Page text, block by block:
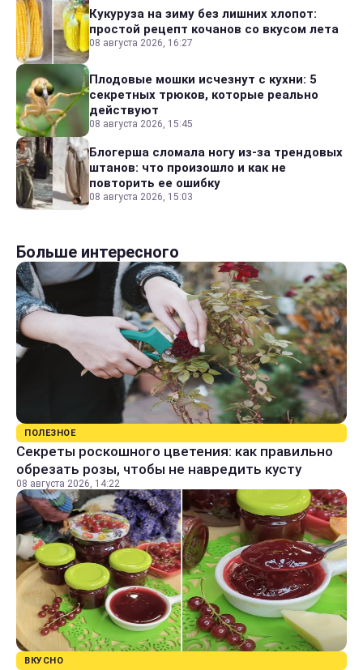
Кукуруза на зиму без лишних хлопот:
простой рецепт кочанов со вкусом лета
08 августа 2026, 16:27
Плодовые мошки исчезнут с кухни: 5
секретных трюков, которые реально
действуют
08 августа 2026, 15:45
Блогерша сломала ногу из-за трендовых
штанов: что произошло и как не
повторить ее ошибку
08 августа 2026, 15:03
Больше интересного
ПОЛЕЗНОЕ
Секреты роскошного цветения: как правильно
обрезать розы, чтобы не навредить кусту
08 августа 2026, 14:22
ВКУСНО